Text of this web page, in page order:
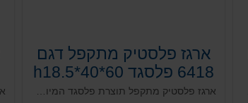
ארגז פלסטיק מתקפל דגם
6418 פלסגד h18.5*40*60